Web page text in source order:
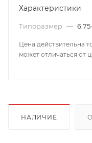
Характеристики
Типоразмер —
Цена действительна
может отличаться от
НАЛИЧИЕ